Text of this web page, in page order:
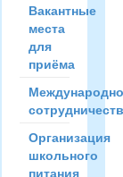
Вакантные
места
для
приёма
Организация
школьного
питания